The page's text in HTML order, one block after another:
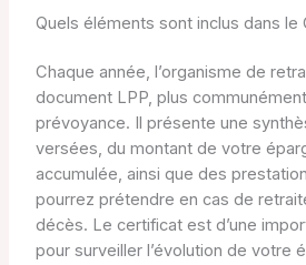
Quels éléments sont inclus dans le
Chaque année, l’organisme de
document LPP, plus
prévoyance. Il présente une
versées, du montant de votre
accumulée, ainsi que des
pourrez prétendre en cas de
décès. Le certificat est d’une
pour surveiller l’évolution de votre